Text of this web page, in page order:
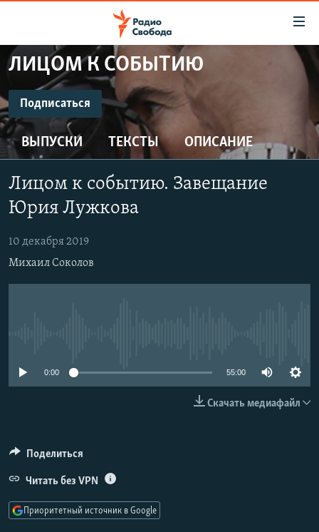
упрощенного
доступа
Вернуться
к
основному
содержанию
Вернутся
главной
Вернутся
поиску
ПРОГРАММЫ
ПОДКАСТЫ
АВТОРСКИЕ ПРОЕКТЫ
ЦИТАТЫ СВОБОДЫ
МНЕНИЯ
КУЛЬТУРА
КАВКАЗ.РЕАЛИИ
СЕВЕР.РЕАЛИИ
ЛИЦОМ К СОБЫТИЮ
Подписаться
ПОДПИСАТЬСЯ
Подписаться
ВЫПУСКИ ТЕКСТЫ ОПИСАНИЕ
Лицом к событию. Завещание
Юрия Лужкова
10 декабря 2019
Михаил Соколов
0:00 55:00
Скачать медиафайл
Поделиться
Читать без VPN
Приоритетный источник в Google